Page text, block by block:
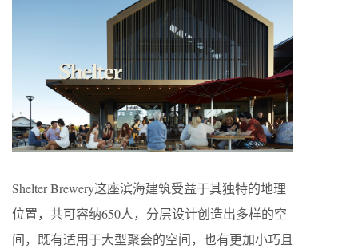
Shelter Brewery这座滨海建筑受益于其独特的地理
位置，共可容纳650人，分层设计创造出多样的空
间，既有适用于大型聚会的空间，也有更加小巧且